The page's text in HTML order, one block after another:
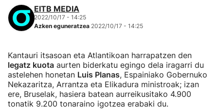
EITB MEDIA
2022/10/17 - 14:25
Azken eguneratzea 2022/10/17 - 14:25
Kantauri itsasoan eta Atlantikoan harrapatzen den
legatz kuota aurten biderkatu egingo dela iragarri du
astelehen honetan Luis Planas, Espainiako Gobernuko
Nekazaritza, Arrantza eta Elikadura ministroak; izan
ere, Bruselak, hasiera batean aurreikusitako 4.900
tonatik 9.200 tonaraino igotzea erabaki du.